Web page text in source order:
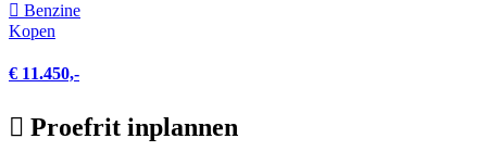
Benzine
Kopen
€ 11.450,-
Proefrit inplannen